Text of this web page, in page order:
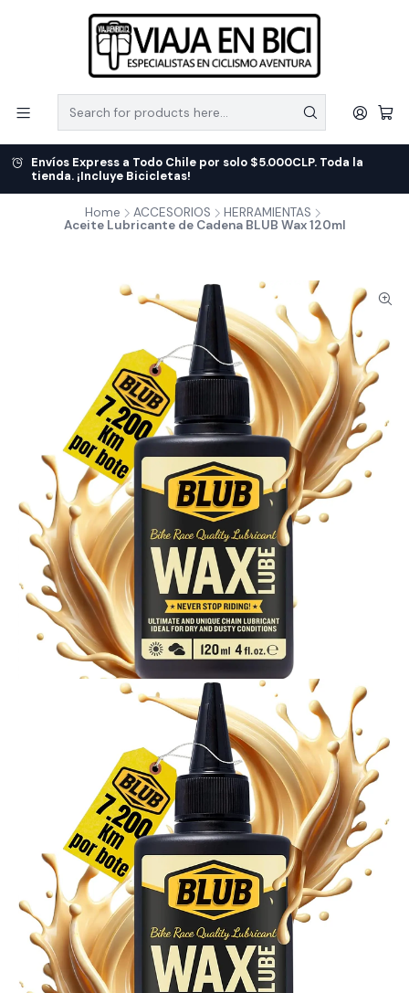
Envíos Express a Todo Chile por solo $5.000CLP. Toda la
tienda. ¡Incluye Bicicletas!
Home ACCESORIOS
HERRAMIENTAS
Aceite Lubricante de Cadena BLUB Wax 120ml